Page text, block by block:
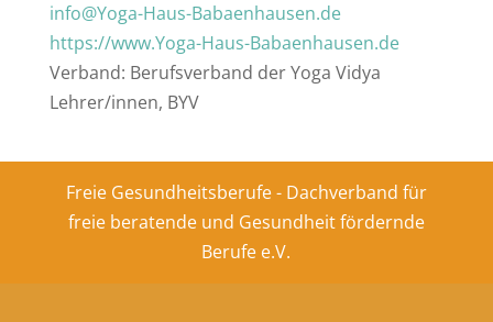
info@Yoga-Haus-Babaenhausen.de
https://www.Yoga-Haus-Babaenhausen.de
Verband: Berufsverband der Yoga Vidya
Lehrer/innen, BYV
Freie Gesundheitsberufe - Dachverband für
freie beratende und Gesundheit fördernde
Berufe e.V.